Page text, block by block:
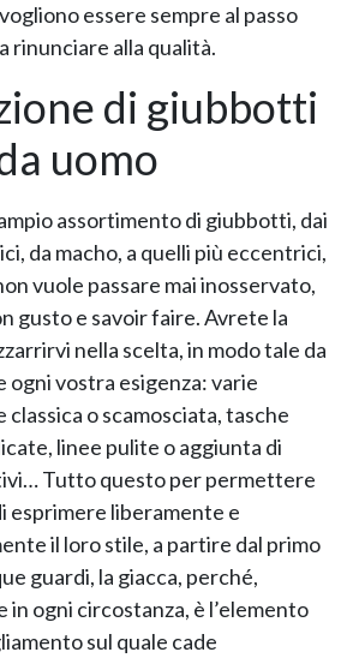
essere sempre al passo
rinunciare alla qualità.
di giubbotti
uomo
assortimento di giubbotti, dai
da macho, a quelli più eccentrici,
vuole passare mai inosservato,
gusto e savoir faire. Avrete la
nella scelta, in modo tale da
ogni vostra esigenza: varie
classica o scamosciata, tasche
linee pulite o aggiunta di
Tutto questo per permettere
esprimere liberamente e
il loro stile, a partire dal primo
guardi, la giacca, perché,
in ogni circostanza, è l’elemento
sul quale cade